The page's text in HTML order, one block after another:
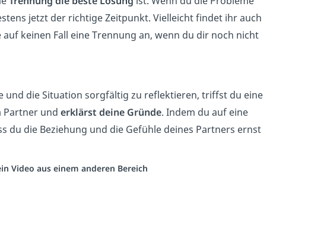
jetzt der richtige Zeitpunkt. Vielleicht findet ihr auch
keinen Fall eine Trennung an, wenn du dir noch nicht
und die Situation sorgfältig zu reflektieren, triffst du eine
Partner und erklärst deine Gründe. Indem du auf eine
du die Beziehung und die Gefühle deines Partners ernst
Video aus einem anderen Bereich